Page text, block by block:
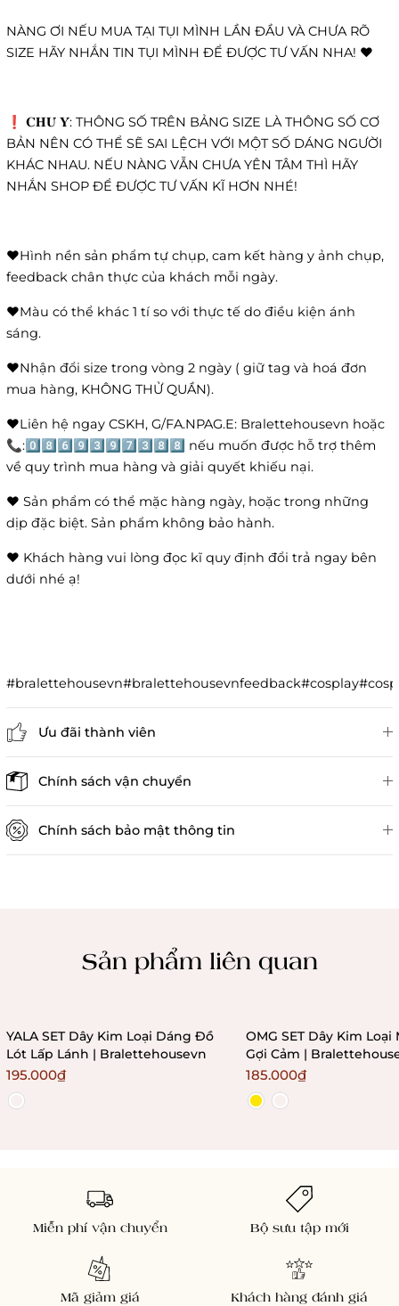
NÀNG ƠI NẾU MUA TẠI TỤI MÌNH LẦN ĐẦU VÀ CHƯA RÕ
SIZE HÃY NHẮN TIN TỤI MÌNH ĐỂ ĐƯỢC TƯ VẤN NHA! ❤️
❗️ 𝐂𝐇𝐔́ 𝐘́: THÔNG SỐ TRÊN BẢNG SIZE LÀ THÔNG SỐ CƠ
BẢN NÊN CÓ THỂ SẼ SAI LỆCH VỚI MỘT SỐ DÁNG NGƯỜI
KHÁC NHAU. NẾU NÀNG VẪN CHƯA YÊN TÂM THÌ HÃY
NHẮN SHOP ĐỂ ĐƯỢC TƯ VẤN KĨ HƠN NHÉ!
❤️Hình nền sản phẩm tự chụp, cam kết hàng y ảnh chụp,
feedback chân thực của khách mỗi ngày.
❤️Màu có thể khác 1 tí so với thực tế do điều kiện ánh
sáng.
❤️Nhận đổi size trong vòng 2 ngày ( giữ tag và hoá đơn
mua hàng, KHÔNG THỬ QUẦN).
❤️Liên hệ ngay CSKH, G/FA.NPAG.E: Bralettehousevn hoặc
📞:0️⃣8️⃣6️⃣9️⃣3️⃣9️⃣7️⃣3️⃣8️⃣8️⃣ nếu muốn được hỗ trợ thêm
về quy trình mua hàng và giải quyết khiếu nại.
❤️ Sản phẩm có thể mặc hàng ngày, hoặc trong những
dịp đặc biệt. Sản phẩm không bảo hành.
❤️ Khách hàng vui lòng đọc kĩ quy định đổi trả ngay bên
dưới nhé ạ!
Ưu đãi thành viên
Chính sách vận chuyển
Chính sách bảo mật thông tin
Sản phẩm liên quan
YALA SET Dây Kim Loại Dáng Đồ
Lót Lấp Lánh | Bralettehousevn
195.000₫
OMG SET Dây Kim Loại
Gợi Cảm |
185.000₫
Miễn phí vận chuyển Bộ sưu tập mới
Mã giảm giá Khách hàng đánh giá